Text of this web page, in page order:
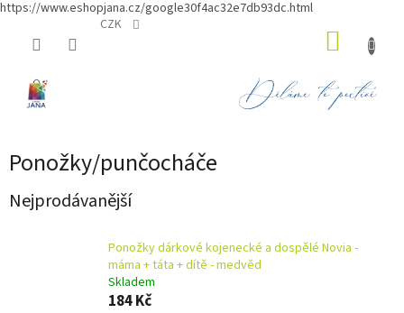
https://www.eshopjana.cz/google30f4ac32e7db93dc.html
CZK
Ponožky/punčocháče
Nejprodávanější
Ponožky dárkové kojenecké a dospělé Novia -
máma + táta + dítě - medvěd
Skladem
184 Kč